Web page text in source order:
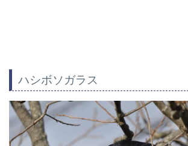
ハシボソガラス